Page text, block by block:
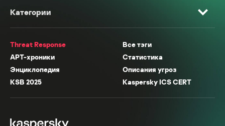
Категории
Threat Response
Все тэги
APT-хроники
Статистика
Энциклопедия
Описания угроз
KSB 2025
Kaspersky ICS CERT